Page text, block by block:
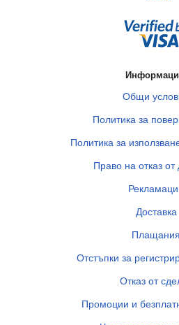
Общи
Политика за
Политика за
Право на отказ от
Доставка
Плащания
Отстъпки за
Отказ от
Промоции и